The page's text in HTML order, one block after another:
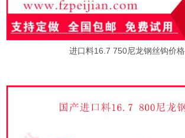
进口料16.7 750尼龙钢丝钩价格